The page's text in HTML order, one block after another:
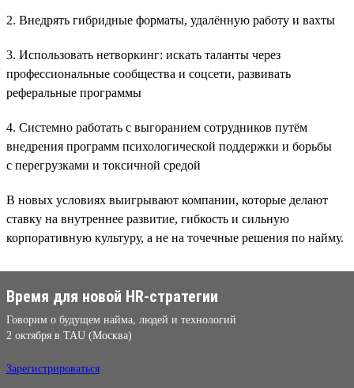
2. Внедрять гибридные форматы, удалённую работу и вахты
3. Использовать нетворкинг: искать таланты через
профессиональные сообщества и соцсети, развивать
реферальные программы
4. Системно работать с выгоранием сотрудников путём
внедрения программ психологической поддержки и борьбы
с перегрузками и токсичной средой
В новых условиях выигрывают компании, которые делают
ставку на внутреннее развитие, гибкость и сильную
корпоративную культуру, а не на точечные решения по найму.
Время для новой HR-стратегии
Говорим о будущем найма, людей и технологий
2 октября в TAU (Москва)
Зарегистрироваться